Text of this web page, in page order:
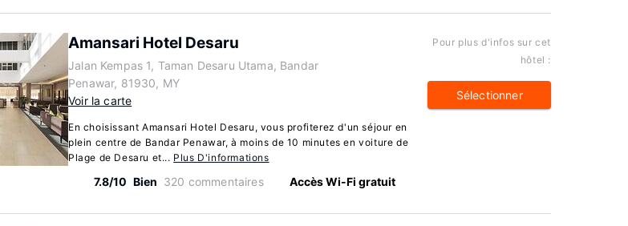
Amansari Hotel Desaru
Jalan Kempas 1, Taman Desaru Utama, Bandar
Penawar, 81930, MY
Voir la carte
En choisissant Amansari Hotel Desaru, vous profiterez d'un séjour en
plein centre de Bandar Penawar, à moins de 10 minutes en voiture de
Plage de Desaru et... Plus D'informations
7.8/10 Bien 320 commentaires Accès Wi-Fi gratuit
Pour plus d'infos sur cet
hôtel :
Sélectionner